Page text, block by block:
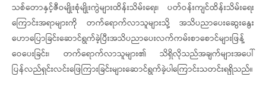
သစ်တောနှင့်ဇီဝမျိုးစုံမျိုးကွဲများထိန်းသိမ်းရေး၊ ပတ်ဝန်းကျင်ထိန်းသိမ်းရေး
ကြောင်းအရာများကို တက်ရောက်လာသူများသို့ အသိပညာပေးဆွေးနွေး
ဟောပြောခြင်းဆောင်ရွက်ခဲ့ပြီးအသိပညာပေးလက်ကမ်းစာစောင်များဖြန့်
ဝေပေးခြင်း၊ တက်ရောက်လာသူများ၏ သိရှိလိုသည်အချက်များအပေါ်
ပြန်လည်ရှင်းလင်းဖြေကြားခြင်းများဆောင်ရွက်ခဲ့ပါကြောင်းသတင်းရရှိသည်။